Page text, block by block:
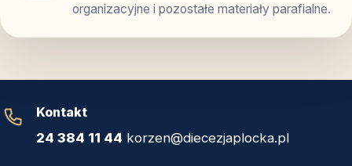
organizacyjne i pozostałe materiały parafialne.
Kontakt
24 384 11 44 korzen@diecezjaplocka.pl